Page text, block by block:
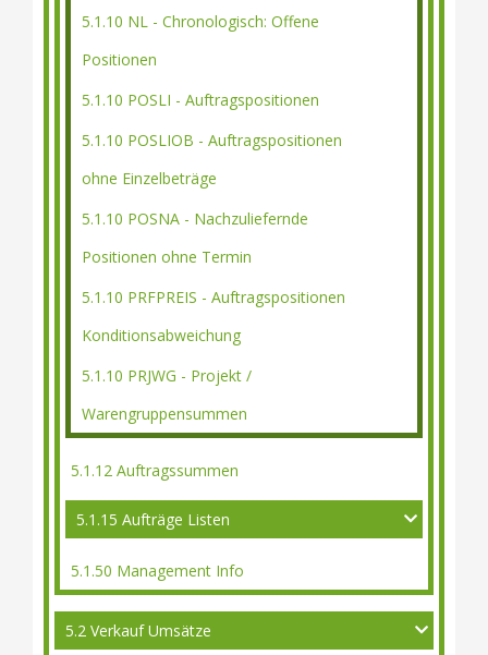
5.1.10 NL - Chronologisch: Offene
Positionen
5.1.10 POSLI - Auftragspositionen
5.1.10 POSLIOB - Auftragspositionen
ohne Einzelbeträge
5.1.10 POSNA - Nachzuliefernde
Positionen ohne Termin
5.1.10 PRFPREIS - Auftragspositionen
Konditionsabweichung
5.1.10 PRJWG - Projekt /
Warengruppensummen
5.1.12 Auftragssummen
5.1.15 Aufträge Listen
5.1.50 Management Info
5.2 Verkauf Umsätze